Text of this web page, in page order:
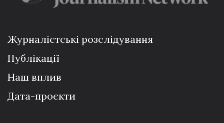
Журналістські розслідування
Публікації
Наш вплив
Дата-проєкти